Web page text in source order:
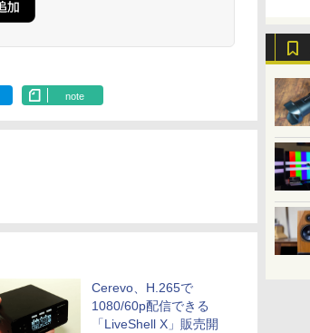
note
Cerevo、H.265で
1080/60p配信できる
「LiveShell X」販売開